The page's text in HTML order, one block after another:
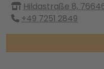
Hildastraße 8,
+49 7251 2849